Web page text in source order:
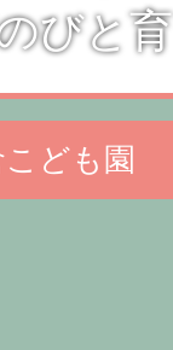
びと育
ども園